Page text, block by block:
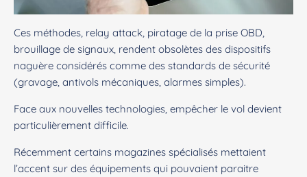
Ces méthodes, relay attack, piratage de la prise OBD,
brouillage de signaux, rendent obsolètes des dispositifs
naguère considérés comme des standards de sécurité
(gravage, antivols mécaniques, alarmes simples).
Face aux nouvelles technologies, empêcher le vol devient
particulièrement difficile.
Récemment certains magazines spécialisés mettaient
l’accent sur des équipements qui pouvaient paraitre